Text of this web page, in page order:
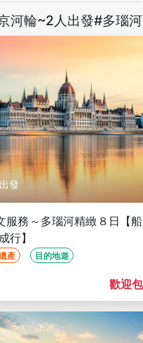
河輪~2人出發#多瑙河
發
服務～多瑙河精緻８日【
行】
產 目的地遊
歡迎